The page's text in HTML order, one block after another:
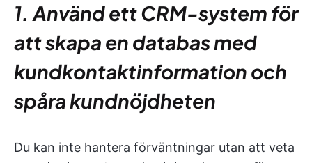
1. Använd ett CRM-system för
att skapa en databas med
kundkontaktinformation och
spåra kundnöjdheten
Du kan inte hantera förväntningar utan att veta